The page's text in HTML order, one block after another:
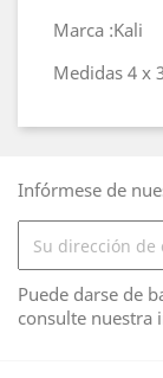
Marca :Kali
Medidas 4 x
Infórmese de
Puede darse de
consulte nuestra